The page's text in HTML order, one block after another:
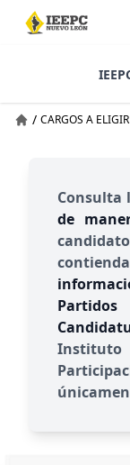
/ CARGOS A ELIGIR
Consulta
de